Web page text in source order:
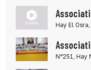
Hay El
N°251, Hay